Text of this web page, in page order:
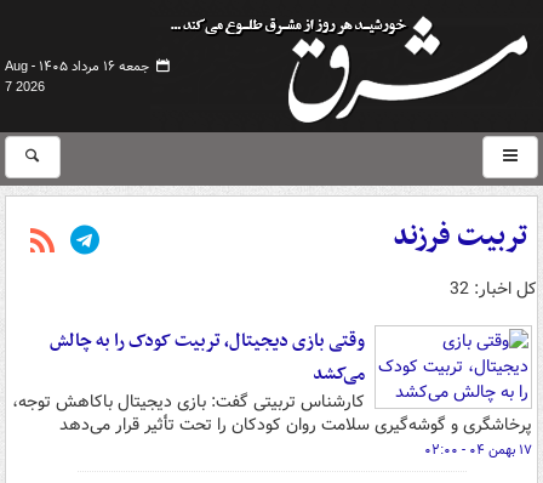
جمعه ۱۶ مرداد ۱۴۰۵ -
Aug
7 2026
تربیت فرزند
کل اخبار: 32
وقتی بازی دیجیتال، تربیت کودک را به چالش
می‌کشد
کارشناس تربیتی گفت: بازی‌ دیجیتال باکاهش توجه،
پرخاشگری و گوشه‌گیری سلامت روان کودکان را تحت تأثیر قرار می‌دهد
۱۷ بهمن ۰۴ - ۰۲:۰۰